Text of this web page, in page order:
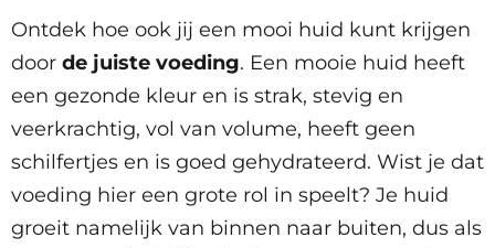
Ontdek hoe ook jij een mooi huid kunt krijgen
door de juiste voeding. Een mooie huid heeft
een gezonde kleur en is strak, stevig en
veerkrachtig, vol van volume, heeft geen
schilfertjes en is goed gehydrateerd. Wist je dat
voeding hier een grote rol in speelt? Je huid
groeit namelijk van binnen naar buiten, dus als